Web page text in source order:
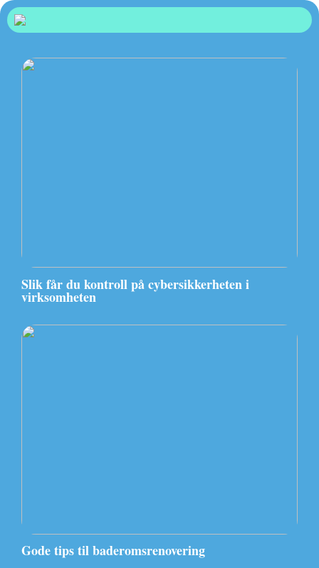
Slik får du kontroll på cybersikkerheten i
virksomheten
Gode tips til baderomsrenovering